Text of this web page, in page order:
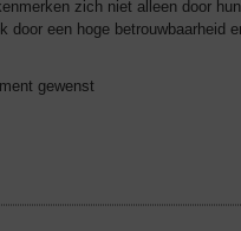
zich niet alleen door hun
een hoge betrouwbaarheid
gewenst